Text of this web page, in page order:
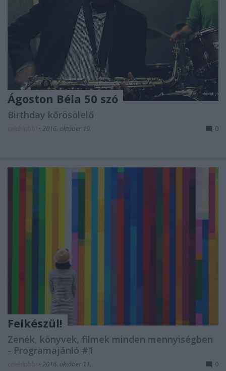
Ágoston Béla 50 szó
Birthday kőrösölelő
celeblobbi • 2016. október 19. 0
Felkészül!
Zenék, könyvek, filmek minden mennyiségben
- Programajánló #1
celeblobbi • 2016. október 11. 0